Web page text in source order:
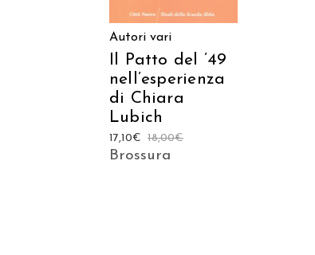
Autori vari
Il Patto del ’49
nell’esperienza
di Chiara
Lubich
18,00€
17,10€
Brossura